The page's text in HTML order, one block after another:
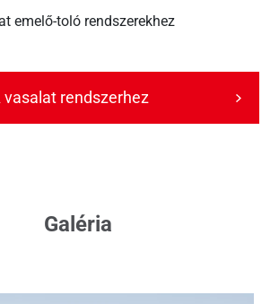
emelő-toló rendszerekhez
vasalat rendszerhez
Galéria